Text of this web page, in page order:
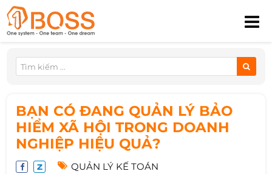
BẠN CÓ ĐANG QUẢN LÝ BẢO
HIỂM XÃ HỘI TRONG DOANH
NGHIỆP HIỆU QUẢ?
QUẢN LÝ KẾ TOÁN